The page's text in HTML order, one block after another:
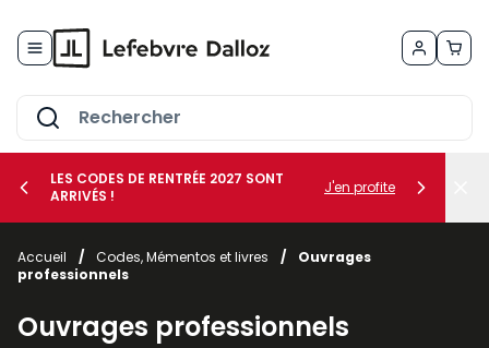
le sous-menu Vos métiers
LES CODES DE RENTRÉE 2027 SONT
ARRIVÉS !
J'en profite
Accueil / Codes, Mémentos et livres /
Ouvrages
professionnels
Ouvrages professionnels